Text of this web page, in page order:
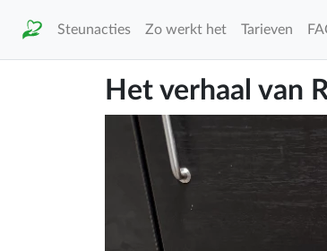
Steunacties Zo werkt het Tarieven
Het verhaal van